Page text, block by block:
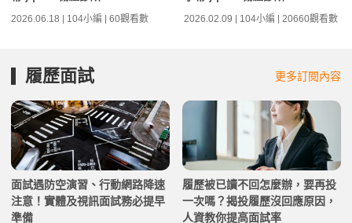
2026.06.18 | 104小編 | 60觀看數 2026.02.09 | 104小編 | 20660觀看數
履歷面試 更多訂閱內容
面試遇防空演習、行動網路降速
注意！實體及視訊面試務必提早
準備
履歷被已讀不回怎麼辦，要再投
一次嗎？揭投履歷沒回應原因，
人資教你提高面試率